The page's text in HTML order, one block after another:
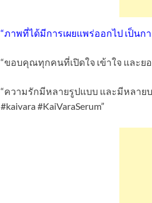
“ภาพที่ได้มีการเผยแพร่ออกไป เป็นก
“ขอบคุณทุกคนที่เปิดใจ เข้าใจ และ
“ความรักมีหลายรูปแบบ และมีหลาย
#kaivara #KaiVaraSerum”